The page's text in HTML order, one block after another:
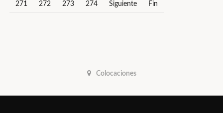
271 272 273 274 Siguiente Fin
Colocaciones